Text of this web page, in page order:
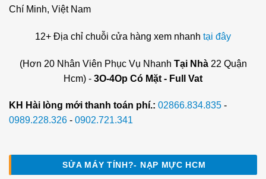
Chí Minh, Việt Nam
12+ Địa chỉ chuỗi cửa hàng xem nhanh tại đây
(Hơn 20 Nhân Viên Phục Vụ Nhanh Tại Nhà22 Quận
Hcm) - 3O-4Op Có Mặt - Full Vat
KH Hài lòng mới thanh toán phí.: 02866.834.835 -
0989.228.326 - 0902.721.341
SỬA MÁY TÍNH?- NẠP MỰC HCM